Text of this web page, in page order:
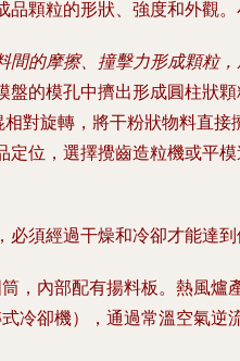
顆粒的形狀、強度和外觀
間的摩擦、撞擊力形成顆粒
盤的模孔中擠出形成圓柱狀
相對旋轉，將干粉狀物料直
位，選擇攪齒造粒機或平模
須經過干燥和冷卻才能達到
，內部配有揚料板。熱風
冷卻機），通過常溫空氣